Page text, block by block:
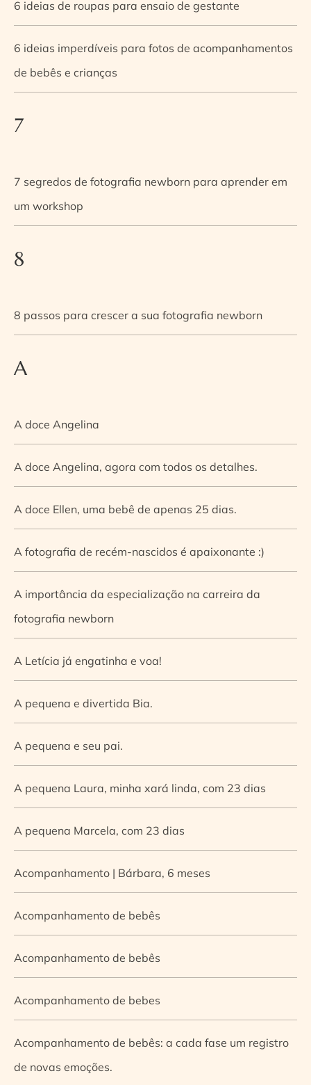
6 ideias de roupas para ensaio de gestante
6 ideias imperdíveis para fotos de acompanhamentos
de bebês e crianças
7
7 segredos de fotografia newborn para aprender em
um workshop
8
8 passos para crescer a sua fotografia newborn
A
A doce Angelina
A doce Angelina, agora com todos os detalhes.
A doce Ellen, uma bebê de apenas 25 dias.
A fotografia de recém-nascidos é apaixonante :)
A importância da especialização na carreira da
fotografia newborn
A Letícia já engatinha e voa!
A pequena e divertida Bia.
A pequena e seu pai.
A pequena Laura, minha xará linda, com 23 dias
A pequena Marcela, com 23 dias
Acompanhamento | Bárbara, 6 meses
Acompanhamento de bebês
Acompanhamento de bebês
Acompanhamento de bebes
Acompanhamento de bebês: a cada fase um registro
de novas emoções.